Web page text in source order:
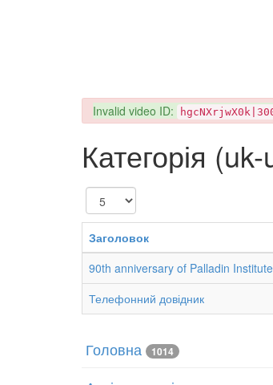
danger
Invalid video ID:
Категорія
Показувати
Заголовок
90th anniversary of Palladin
Телефонний довідник
Головна 1014